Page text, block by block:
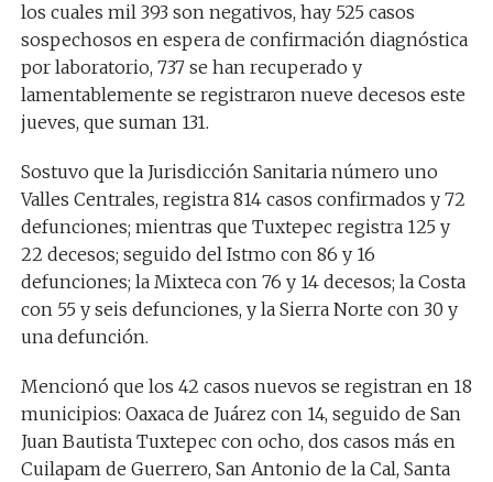
los cuales mil 393 son negativos, hay 525 casos
sospechosos en espera de confirmación diagnóstica
por laboratorio, 737 se han recuperado y
lamentablemente se registraron nueve decesos este
jueves, que suman 131.
Sostuvo que la Jurisdicción Sanitaria número uno
Valles Centrales, registra 814 casos confirmados y 72
defunciones; mientras que Tuxtepec registra 125 y
22 decesos; seguido del Istmo con 86 y 16
defunciones; la Mixteca con 76 y 14 decesos; la Costa
con 55 y seis defunciones, y la Sierra Norte con 30 y
una defunción.
Mencionó que los 42 casos nuevos se registran en 18
municipios: Oaxaca de Juárez con 14, seguido de San
Juan Bautista Tuxtepec con ocho, dos casos más en
Cuilapam de Guerrero, San Antonio de la Cal, Santa